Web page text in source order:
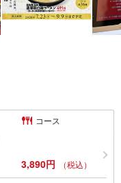
コース
3,890円 （税込）